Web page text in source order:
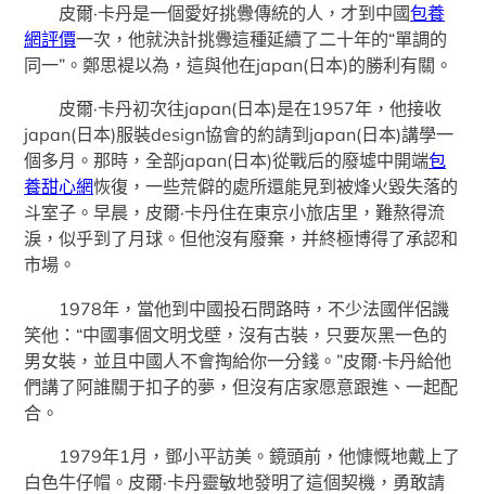
皮爾·卡丹是一個愛好挑釁傳統的人，才到中國包養
網評價一次，他就決計挑釁這種延續了二十年的“單調的
同一”。鄭思褆以為，這與他在japan(日本)的勝利有關。
皮爾·卡丹初次往japan(日本)是在1957年，他接收
japan(日本)服裝design協會的約請到japan(日本)講學一
個多月。那時，全部japan(日本)從戰后的廢墟中開端包
養甜心網恢復，一些荒僻的處所還能見到被烽火毀失落的
斗室子。早晨，皮爾·卡丹住在東京小旅店里，難熬得流
淚，似乎到了月球。但他沒有廢棄，并終極博得了承認和
市場。
1978年，當他到中國投石問路時，不少法國伴侶譏
笑他：“中國事個文明戈壁，沒有古裝，只要灰黑一色的
男女裝，並且中國人不會掏給你一分錢。”皮爾·卡丹給他
們講了阿誰關于扣子的夢，但沒有店家愿意跟進、一起配
合。
1979年1月，鄧小平訪美。鏡頭前，他慷慨地戴上了
白色牛仔帽。皮爾·卡丹靈敏地發明了這個契機，勇敢請